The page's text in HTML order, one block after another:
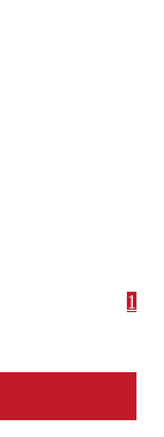
1
>>